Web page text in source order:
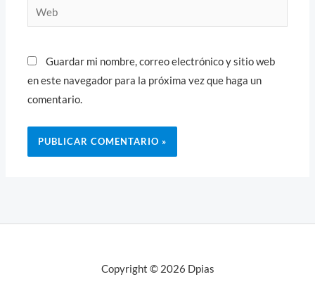
Web
Guardar mi nombre, correo electrónico y sitio web
en este navegador para la próxima vez que haga un
comentario.
Copyright © 2026 Dpias